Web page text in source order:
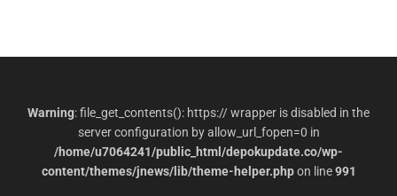
Warning: file_get_contents(): https:// wrapper is disabled in the
server configuration by allow_url_fopen=0 in
/home/u7064241/public_html/depokupdate.co/wp-
content/themes/jnews/lib/theme-helper.phpon line991